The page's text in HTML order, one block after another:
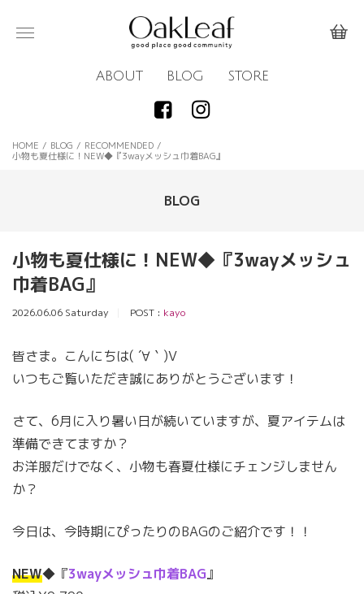
ABOUT BLOG STORE
HOME / BLOG / RECOMMENDED /
小物も夏仕様に！NEW◆『3wayメッシュ巾着BAG』
BLOG
小物も夏仕様に！NEW◆『3wayメッシュ
巾着BAG』
2026.06.06 Saturday POST : kayo
皆さま。こんにちは( ´∀｀)V
いつもご覧いただき誠にありがとうございます！
さて、6月に入り暑い日が続いていますが、夏アイテムは
準備できてますか？
お洋服だけでなく、小物も春夏仕様にチェンジしません
か？
今日は、今時期にぴったりのBAGのご紹介です！！
NEW◆『3wayメッシュ巾着BAG』